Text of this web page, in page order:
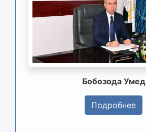
Бобозода Умед
Подробнее